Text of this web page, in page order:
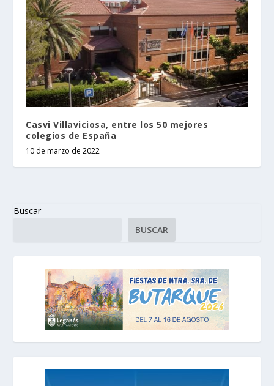
Casvi Villaviciosa, entre los 50 mejores
colegios de España
10 de marzo de 2022
Buscar
BUSCAR